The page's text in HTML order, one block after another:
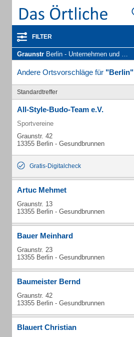
FILTER
Graunstr Berlin - Unternehmen und Personen
Andere Ortsvorschläge für "Berlin"
Standardtreffer
All-Style-Budo-Team e.V.
Sportvereine
Graunstr. 42
13355 Berlin - Gesundbrunnen
Gratis-Digitalcheck
Artuc Mehmet
Graunstr. 13
13355 Berlin - Gesundbrunnen
Bauer Meinhard
Graunstr. 23
13355 Berlin - Gesundbrunnen
Baumeister Bernd
Graunstr. 42
13355 Berlin - Gesundbrunnen
Blauert Christian